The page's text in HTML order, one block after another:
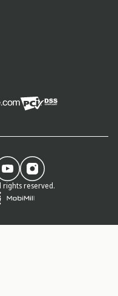
rights reserved.